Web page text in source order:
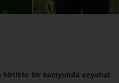
birlikte bir kamyonda seyahat